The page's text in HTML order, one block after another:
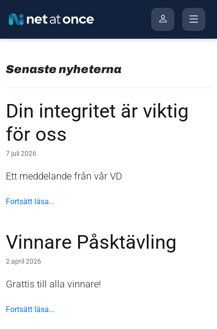
Senaste nyheterna
Din integritet är viktig
för oss
7 juli 2026
Ett meddelande från vår VD
Fortsätt läsa...
Vinnare Påsktävling
2 april 2026
Grattis till alla vinnare!
Fortsätt läsa...